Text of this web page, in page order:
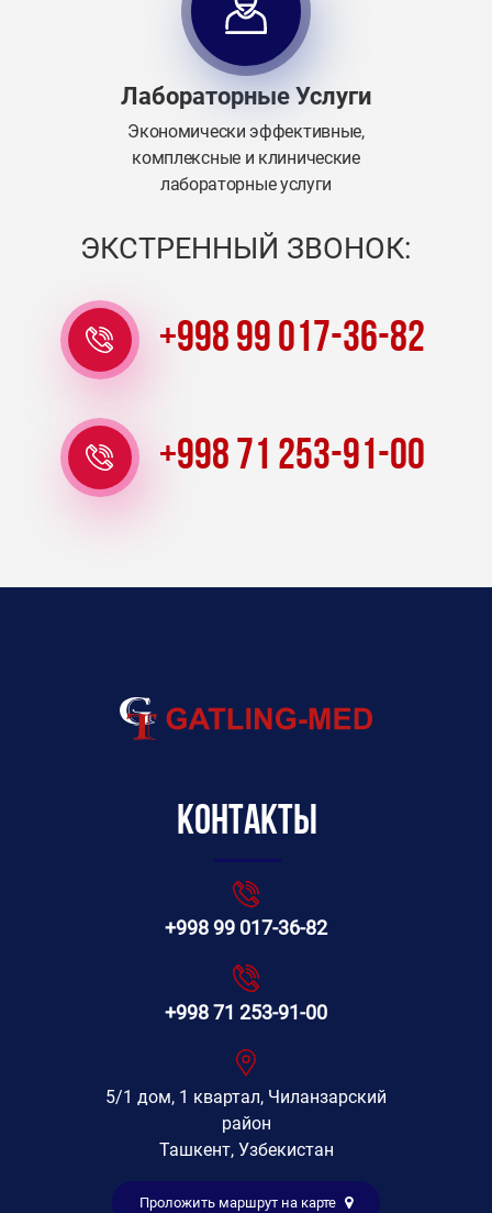
Лабораторные Услуги
Экономически эффективные,
комплексные и клинические
лабораторные услуги
ЭКСТРЕННЫЙ ЗВОНОК:
+998 99 017-36-82
+998 71 253-91-00
Контакты
+998 99 017-36-82
+998 71 253-91-00
5/1 дом, 1 квартал, Чиланзарский
район
Ташкент, Узбекистан
Проложить маршрут на карте